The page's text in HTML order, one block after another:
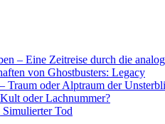
– Eine Zeitreise durch die
von Ghostbusters: Legacy
Traum oder Alptraum der
oder Lachnummer?
Tod